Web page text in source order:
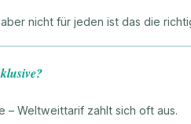
nicht für jeden ist das die
– Weltweittarif zahlt sich oft aus.